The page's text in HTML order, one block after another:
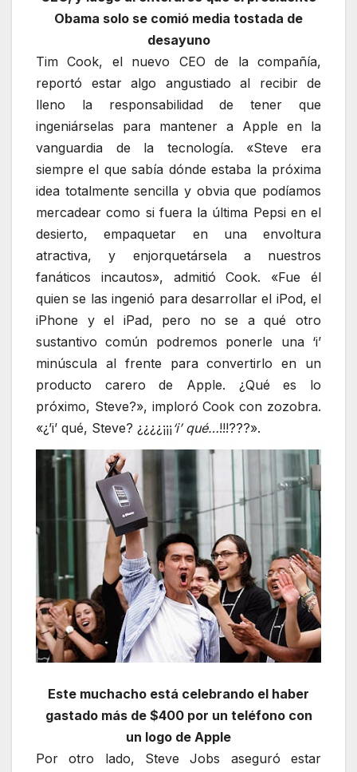
Obama solo se comió media tostada de
desayuno
Tim Cook, el nuevo CEO de la compañía,
reportó estar algo angustiado al recibir de
lleno la responsabilidad de tener que
ingeniárselas para mantener a Apple en la
vanguardia de la tecnología. «Steve era
siempre el que sabía dónde estaba la próxima
idea totalmente sencilla y obvia que podíamos
mercadear como si fuera la última Pepsi en el
desierto, empaquetar en una envoltura
atractiva, y enjorquetársela a nuestros
fanáticos incautos», admitió Cook. «Fue él
quien se las ingenió para desarrollar el iPod, el
iPhone y el iPad, pero no se a qué otro
sustantivo común podremos ponerle una ‘i’
minúscula al frente para convertirlo en un
producto carero de Apple. ¿Qué es lo
próximo, Steve?», imploró Cook con zozobra.
«¿’i’ qué, Steve? ¿¿¿¿¡¡¡‘i’ qué…!!!???».
Este muchacho está celebrando el haber
gastado más de $400 por un teléfono con
un logo de Apple
Por otro lado, Steve Jobs aseguró estar